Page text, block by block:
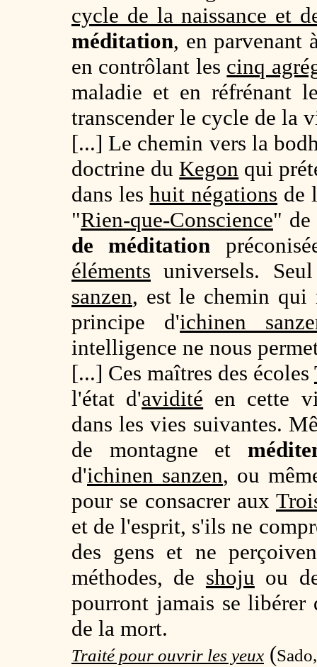
cycle de la naissance et
méditation, en parvenant
en contrôlant les cinq
maladie et en réfrénant
transcender le cycle de la
[...] Le chemin vers la
doctrine du Kegon qui
dans leshuit négations de
"Rien-que-Conscience"
de méditation
éléments universels.
sanzen, est le chemin qui
principe d'ichinen
intelligence ne nous
[...] Ces maîtres des écoles
l'état d'avidité en cette
dans les vies suivantes.
de montagne et
d'ichinen sanzen, ou
pour se consacrer aux
et de l'esprit, s'ils ne
des gens et ne
méthodes, de shoju ou
pourront jamais se libérer
de la mort.
Traité pour ouvrir les yeux (